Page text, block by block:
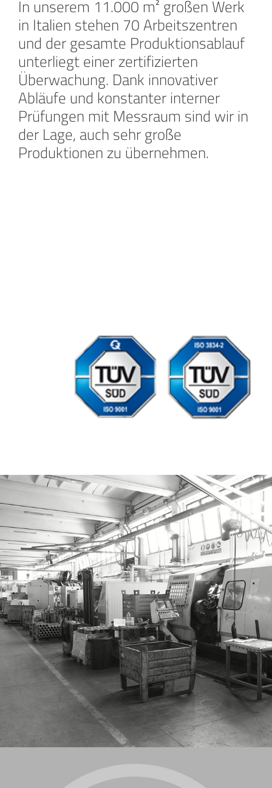
In unserem 11.000 m² großen Werk
in Italien stehen 70 Arbeitszentren
und der gesamte Produktionsablauf
unterliegt einer zertifizierten
Überwachung. Dank innovativer
Abläufe und konstanter interner
Prüfungen mit Messraum sind wir in
der Lage, auch sehr große
Produktionen zu übernehmen.